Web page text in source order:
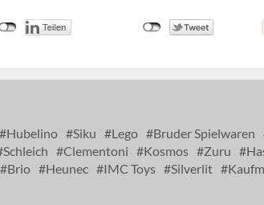
Hubelino Siku Lego Bruder Spielwaren
Schleich Clementoni Kosmos Zuru
Brio Heunec IMC Toys Silverlit